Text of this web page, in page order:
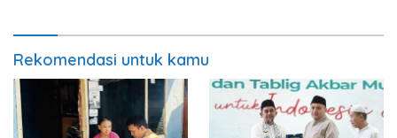
Rekomendasi untuk kamu